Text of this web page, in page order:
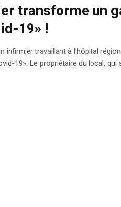
transforme un
19» !
travaillant à l’hôpital
19». Le propriétaire du local, qui